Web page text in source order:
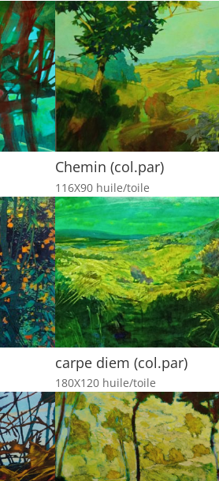
Chemin (col.par)
116X90 huile/toile
carpe diem (col.par)
180X120 huile/toile